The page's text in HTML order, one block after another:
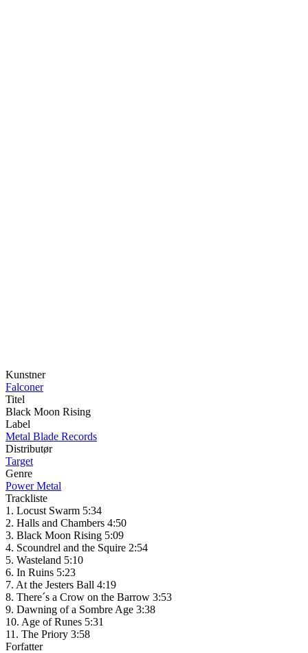
Kunstner
Falconer
Titel
Black Moon Rising
Label
Metal Blade Records
Distributør
Target
Genre
Power Metal
Trackliste
1. Locust Swarm 5:34
2. Halls and Chambers 4:50
3. Black Moon Rising 5:09
4. Scoundrel and the Squire 2:54
5. Wasteland 5:10
6. In Ruins 5:23
7. At the Jesters Ball 4:19
8. There´s a Crow on the Barrow 3:53
9. Dawning of a Sombre Age 3:38
10. Age of Runes 5:31
11. The Priory 3:58
Forfatter